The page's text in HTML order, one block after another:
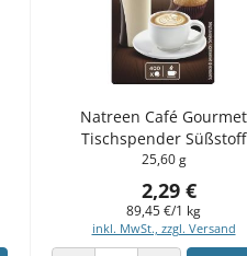
Natreen Café Gourmet
Tischspender Süßstoff
25,60 g
2,29 €
89,45 €/1 kg
inkl. MwSt., zzgl. Versand